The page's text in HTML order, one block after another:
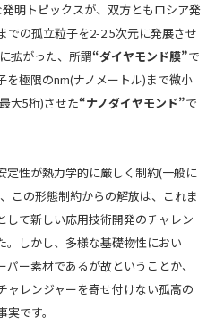
明トピックスが、双方ともロシア発
での孤立粒子を2-2.5次元に発展させ
拡がった、所謂“ダイヤモンド膜”で
を極限のnm(ナノメートル)まで微小
大5桁)させた“ナノダイヤモンド”で
定性が熱力学的に厳しく制約(一般に
この形態制約からの解放は、これま
して新しい応用技術開発のチャレン
。しかし、多様な基礎物性におい
ー素材であるが故ということか、
ャレンジャーを寄せ付けない孤高の
です。